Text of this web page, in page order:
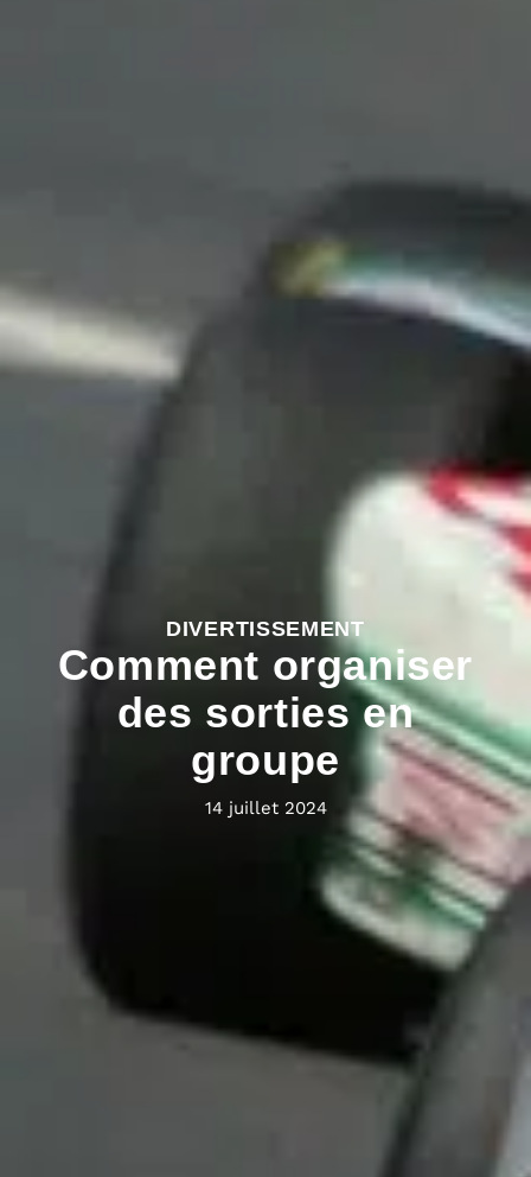
DIVERTISSEMENT
Comment organiser
des sorties en
groupe
14 juillet 2024